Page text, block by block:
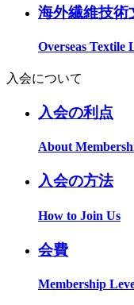
海外繊維技術
Overseas Textile
入会について
入会の利点
About
入会の方法
How to Join Us
会費
Membership